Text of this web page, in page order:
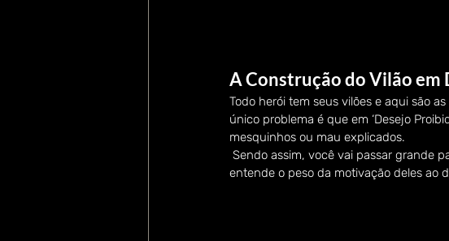
A Construção do Vilão em
Todo herói tem seus vilões e aqui são
único problema é que em ‘Desejo
mesquinhos ou mau explicados.
Sendo assim, você vai passar grande
entende o peso da motivação deles ao